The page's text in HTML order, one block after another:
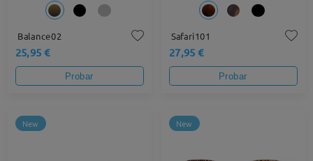
Balance02
25,95 €
Probar
Safari101
27,95 €
Probar
New New